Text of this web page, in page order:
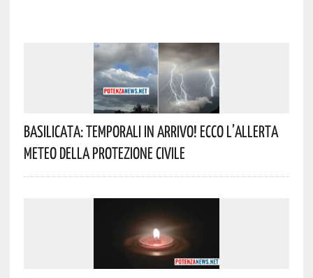
Basilicata: Temporali In Arrivo! Ecco L’allerta
Meteo Della Protezione Civile